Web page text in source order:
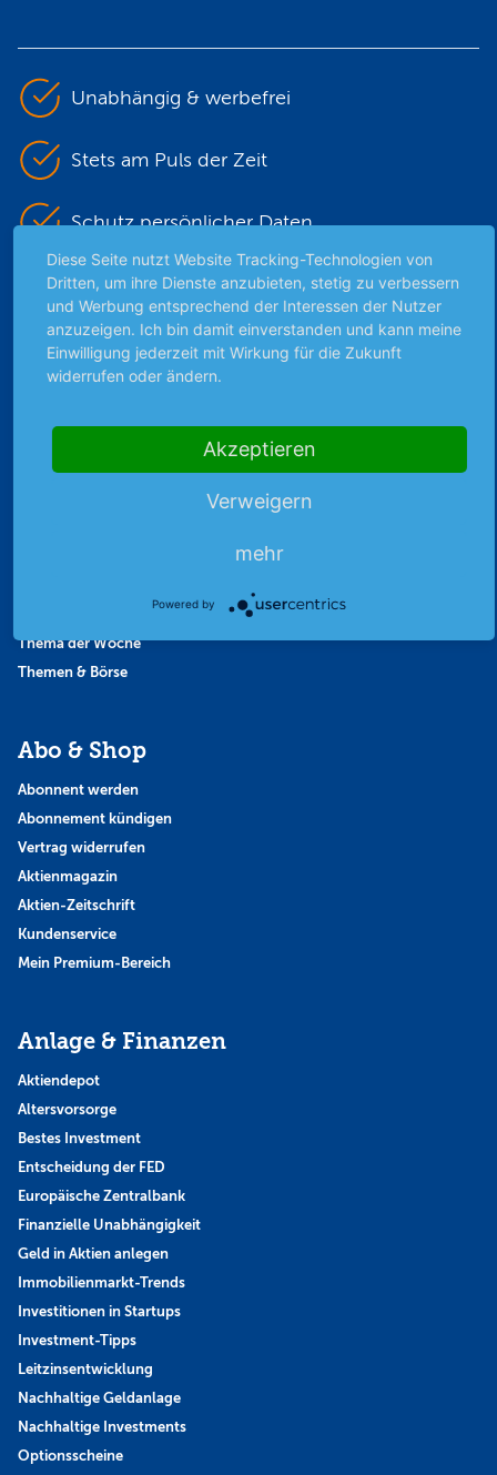
Unabhängig & werbefrei
Stets am Puls der Zeit
Schutz persönlicher Daten
Sicher mit SSL-Verschlüsselung
Highlights
Börsengerüchte
Thema der Woche
Themen & Börse
Abo & Shop
Abonnent werden
Abonnement kündigen
Vertrag widerrufen
Aktienmagazin
Aktien-Zeitschrift
Kundenservice
Mein Premium-Bereich
Anlage & Finanzen
Aktiendepot
Altersvorsorge
Bestes Investment
Entscheidung der FED
Europäische Zentralbank
Finanzielle Unabhängigkeit
Geld in Aktien anlegen
Immobilienmarkt-Trends
Investitionen in Startups
Investment-Tipps
Leitzinsentwicklung
Nachhaltige Geldanlage
Nachhaltige Investments
Optionsscheine
Diese Seite nutzt Website Tracking-Technologien von
Dritten, um ihre Dienste anzubieten, stetig zu verbessern
und Werbung entsprechend der Interessen der Nutzer
anzuzeigen. Ich bin damit einverstanden und kann meine
Einwilligung jederzeit mit Wirkung für die Zukunft
widerrufen oder ändern.
Akzeptieren
Verweigern
mehr
Powered by